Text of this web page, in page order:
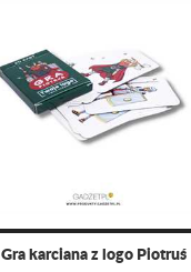
Gra karciana z logo Piotruś